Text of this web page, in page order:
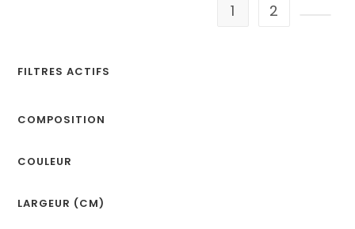
1 2
FILTRES ACTIFS
COMPOSITION
COULEUR
LARGEUR (CM)